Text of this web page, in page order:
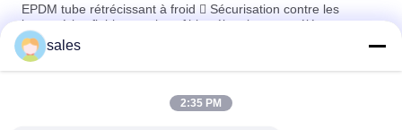
EPDM tube rétrécissant à froid  Sécurisation contre les
intempéries fiable pour les câbles électriques et télécoms
EPDM anti-âge à haute tension, tubes à rétrécissement à froid,
isolation extérieure de câbles
Bouchon d'extrémité d'étanchéité universel résistant aux
sales
2:35 PM